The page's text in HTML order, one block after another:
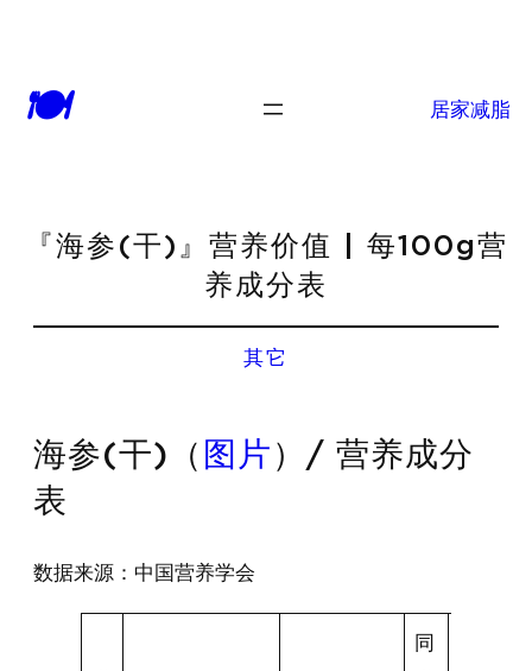
🍽 居家减脂
『海参(干)』营养价值 | 每100g营
养成分表
其它
海参(干)（ 图片 ）/ 营养成分
表
数据来源：中国营养学会
同